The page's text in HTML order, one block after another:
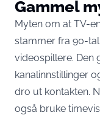
Gammel
Myten om at TV-
stammer fra 90-
videospillere. Den
kanalinnstillinger
dro ut kontakten.
også bruke